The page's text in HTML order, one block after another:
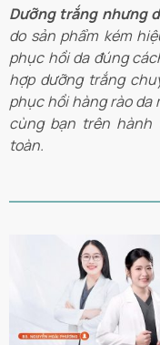
Dưỡng trắng nhưng
do sản phẩm kém
phục hồi da đúng
hợp dưỡng trắng
phục hồi hàng rào da
cùng bạn trên hành
toàn.